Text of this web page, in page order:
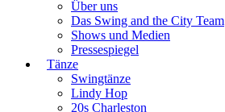
Über uns
Das Swing and the City Team
Shows und Medien
Pressespiegel
Tänze
Swingtänze
Lindy Hop
20s Charleston